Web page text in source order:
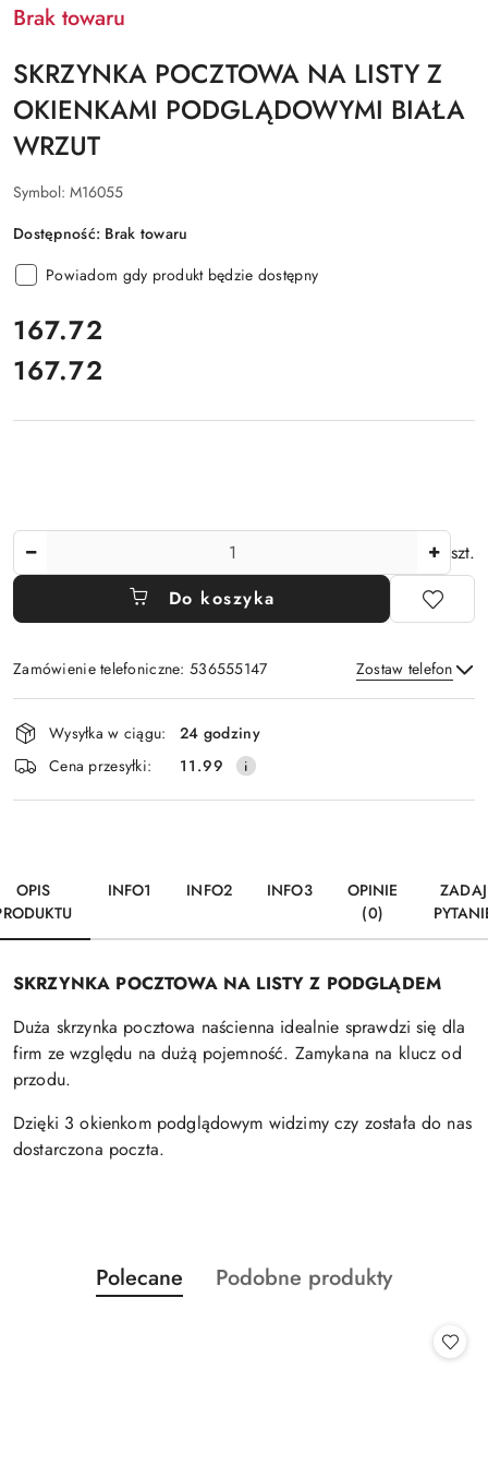
Brak towaru
SKRZYNKA POCZTOWA NA LISTY Z
OKIENKAMI PODGLĄDOWYMI BIAŁA
WRZUT
Symbol: M16055
Dostępność: Brak towaru
Powiadom gdy produkt będzie dostępny
cena:
167.72
Cena:
167.72
szt.
Do koszyka
Zamówienie telefoniczne: 536555147 Zostaw telefon
Wyślij
Dostępność
i
dostawa
Wysyłka w ciągu:
24 godziny
Cena przesyłki:
11.99
OPIS
INFO1 INFO2 INFO3
OPINIE
(0)
ZADAJ
SKRZYNKA POCZTOWA NA LISTY Z PODGLĄDEM
Duża skrzynka pocztowa naścienna idealnie sprawdzi się dla
firm ze względu na dużą pojemność. Zamykana na klucz od
przodu.
Dzięki 3 okienkom podglądowym widzimy czy została do nas
dostarczona poczta.
Pomiń karuzelę produktów
Produkty
o
Polecane
Produkty
Podobne produkty